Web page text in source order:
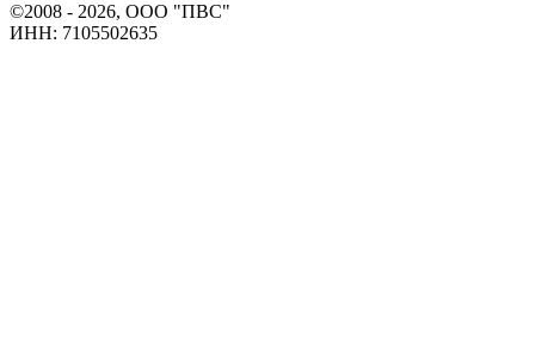
©2008 - 2026, ООО "ПВС"
ИНН: 7105502635